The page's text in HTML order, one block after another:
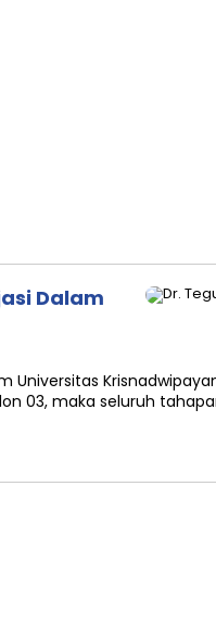
Dalam
Universitas
03, maka seluruh